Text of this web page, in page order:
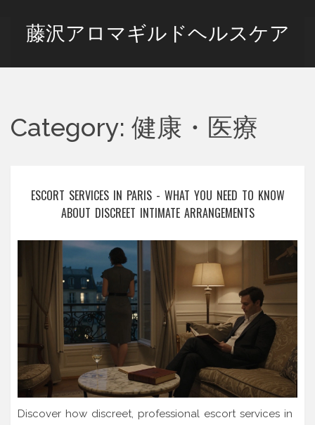
藤沢アロマギルドヘルスケア
Category: 健康・医療
ESCORT SERVICES IN PARIS - WHAT YOU NEED TO KNOW
ABOUT DISCREET INTIMATE ARRANGEMENTS
Discover how discreet, professional escort services in